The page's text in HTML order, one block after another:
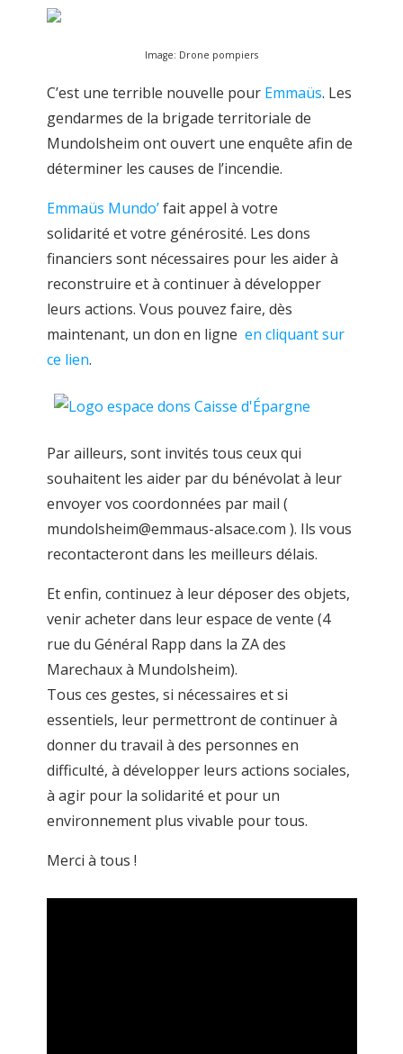
Image: Drone pompiers
C’est une terrible nouvelle pour Emmaüs. Les
gendarmes de la brigade territoriale de
Mundolsheim ont ouvert une enquête afin de
déterminer les causes de l’incendie.
Emmaüs Mundo’fait appel à votre
solidarité et votre générosité. Les dons
financiers sont nécessaires pour les aider à
reconstruire et à continuer à développer
leurs actions. Vous pouvez faire, dès
maintenant, un don en ligne en cliquant sur
ce lien.
Par ailleurs, sont invités tous ceux qui
souhaitent les aider par du bénévolat à leur
envoyer vos coordonnées par mail (
mundolsheim@emmaus-alsace.com ). Ils vous
recontacteront dans les meilleurs délais.
Et enfin, continuez à leur déposer des objets,
venir acheter dans leur espace de vente (4
rue du Général Rapp dans la ZA des
Marechaux à Mundolsheim).
Tous ces gestes, si nécessaires et si
essentiels, leur permettront de continuer à
donner du travail à des personnes en
difficulté, à développer leurs actions sociales,
à agir pour la solidarité et pour un
environnement plus vivable pour tous.
Merci à tous !